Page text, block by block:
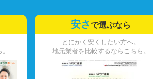
安さで選ぶなら
とにかく安くしたい方へ。
地元業者を比較するならこちら。